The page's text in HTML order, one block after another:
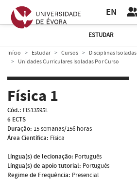
EN
ESTUDAR
Início Estudar Cursos
Disciplinas Isoladas
Unidades Curriculares Isoladas Por Curso
Física 1
Cód.: FIS13595L
6 ECTS
Duração: 15 semanas/156 horas
Área Científica: Física
Língua(s) de lecionação: Português
Língua(s) de apoio tutorial: Português
Regime de Frequência: Presencial